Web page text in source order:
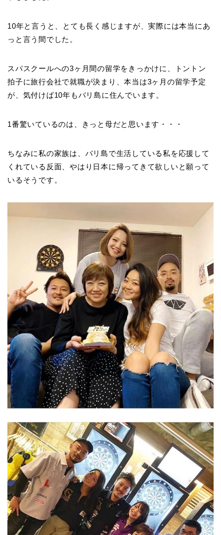
10年と言うと、とても長く感じますが、実際には本当にあ
っと言う間でした。
スパスクールへの3ヶ月間の留学をきっかけに、トントン
拍子に旅行会社で就職が決まり、本当は3ヶ月の留学予定
が、気付けば10年もバリ島に住んでいます。
1番驚いているのは、きっと母だと思います・・・
ちなみに私の家族は、バリ島で生活している私を応援して
くれている反面、やはり日本に帰ってきて欲しいと願って
いるそうです。